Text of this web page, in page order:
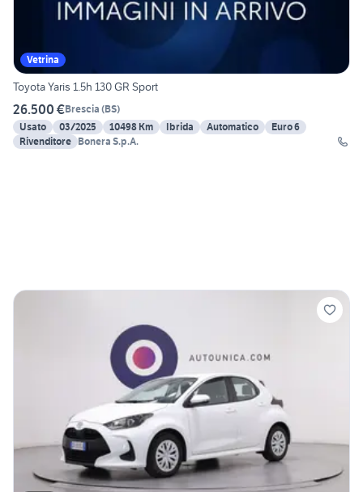
Vetrina
Toyota Yaris 1.5h 130 GR Sport
26.500 €Brescia (BS)
Usato
03/2025 10498 Km Ibrida Automatico
Euro 6
Rivenditore Bonera S.p.A.